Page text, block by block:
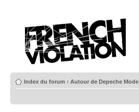
Index du forum ‹ Autour de Depeche Mode